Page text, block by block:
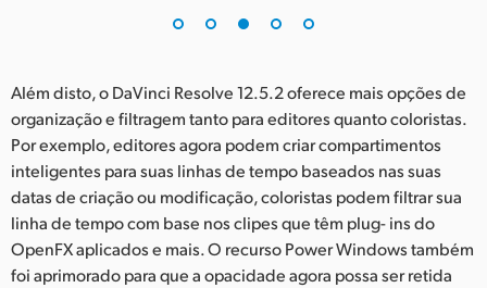
Além disto, o DaVinci Resolve 12.5.2 oferece mais opções de
organização e filtragem tanto para editores quanto coloristas.
Por exemplo, editores agora podem criar compartimentos
inteligentes para suas linhas de tempo baseados nas suas
datas de criação ou modificação, coloristas podem filtrar sua
linha de tempo com base nos clipes que têm plug- ins do
OpenFX aplicados e mais. O recurso Power Windows também
foi aprimorado para que a opacidade agora possa ser retida